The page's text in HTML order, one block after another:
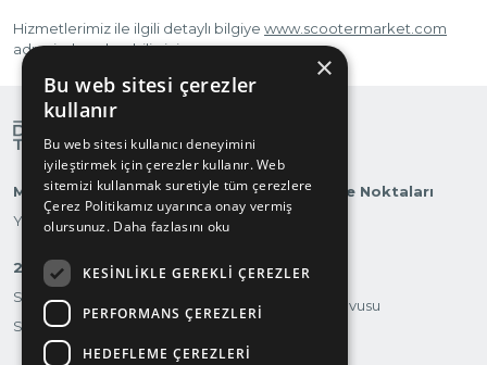
Hizmetlerimiz ile ilgili detaylı bilgiye www.scootermarket.com
adresinden ulaşabilirsiniz.
Markalarımız
Yatırımcı İlişkileri
Otomobilite Noktaları
2.El
Suvmarket
Scootermarket
Test Sürüşü
Servis Randevusu
×
Bu web sitesi çerezler
kullanır
Bu web sitesi kullanıcı deneyimini
iyileştirmek için çerezler kullanır. Web
sitemizi kullanmak suretiyle tüm çerezlere
Çerez Politikamız uyarınca onay vermiş
olursunuz. Daha fazlasını oku
KESINLIKLE GEREKLI ÇEREZLER
PERFORMANS ÇEREZLERI
HEDEFLEME ÇEREZLERI